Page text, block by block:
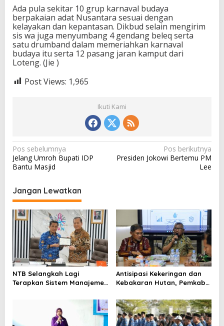
Ada pula sekitar 10 grup karnaval budaya
berpakaian adat Nusantara sesuai dengan
kelayakan dan kepantasan. Dikbud selain mengirim
sis wa juga menyumbang 4 gendang beleq serta
satu drumband dalam memeriahkan karnaval
budaya itu serta 12 pasang jaran kamput dari
Loteng. (Jie )
Post Views: 1,965
Ikuti Kami
N
a
i
g
a
s
i
p
o
Pos sebelumnya
Jelang Umroh Bupati IDP
Bantu Masjid
Pos berikutnya
Presiden Jokowi Bertemu PM
Lee
Jangan Lewatkan
NTB Selangkah Lagi
Terapkan Sistem Manajemen
Antisipasi Kekeringan dan
Kebakaran Hutan, Pemkab